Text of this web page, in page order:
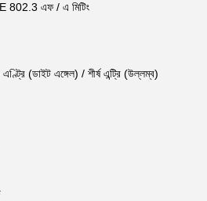
802.3 এফ / এ মিটিং
এণ্ট্রি (ডাইট এঙ্গেল) / শীর্ষ এন্ট্রি (উল্লম্ব)